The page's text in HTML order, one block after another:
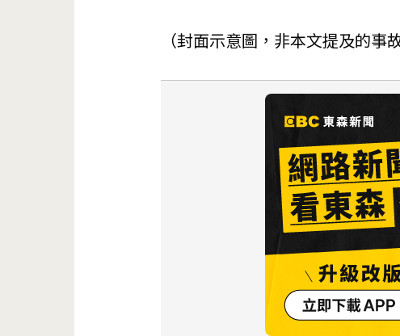
（封面示意圖，非本文提及的事